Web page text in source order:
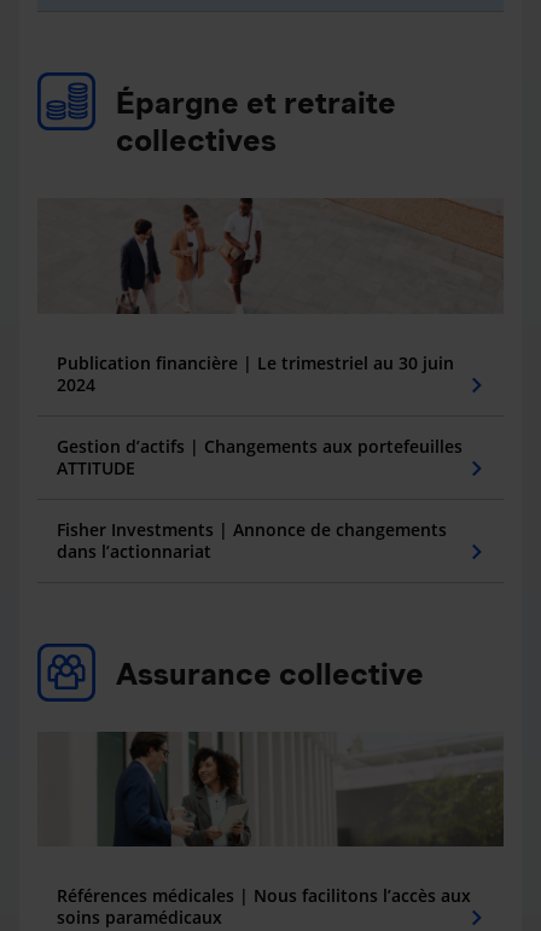
Épargne et retraite
collectives
Publication financière | Le trimestriel au 30 juin
2024
Gestion d’actifs | Changements aux portefeuilles
ATTITUDE
Fisher Investments | Annonce de changements
dans l’actionnariat
Assurance collective
Références médicales | Nous facilitons l’accès aux
soins paramédicaux